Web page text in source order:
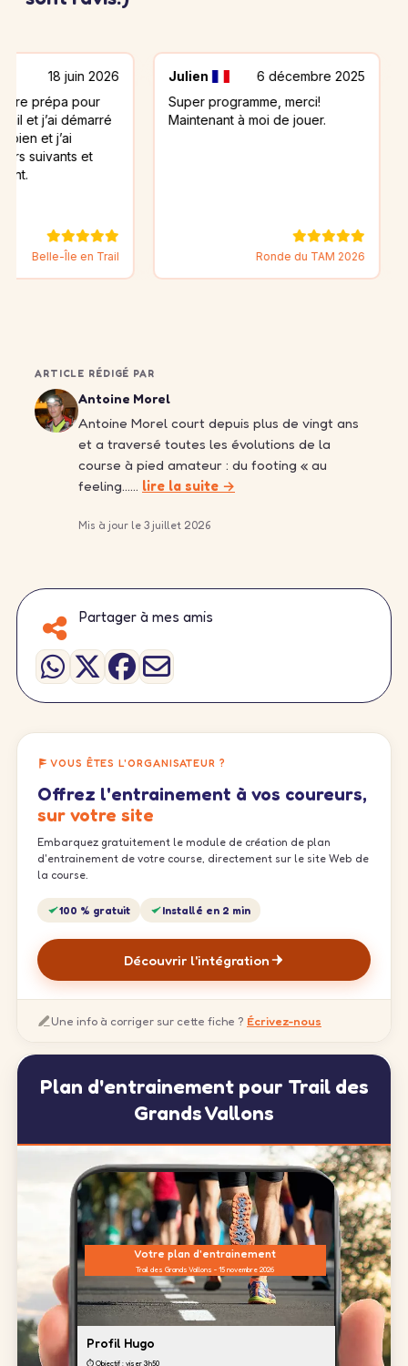
juin 2026
pour
démarré
et
Île en Trail
Julien
6 décembre 2025
Super programme, merci!
Maintenant à moi de jouer.
Ronde du TAM 2026
Yannick
ARTICLE RÉDIGÉ PAR
Antoine Morel
Antoine Morel court depuis plus de vingt ans
et a traversé toutes les évolutions de la
course à pied amateur : du footing « au
feeling…… lire la suite →
Mis à jour le 3 juillet 2026
Partager à mes amis
VOUS ÊTES L'ORGANISATEUR ?
Offrez l'entrainement à vos coureurs,
sur votre site
Embarquez gratuitement le module de création de plan
d'entrainement de votre course, directement sur le site Web de
la course.
100 % gratuit Installé en 2 min
Découvrir l'intégration
Une info à corriger sur cette fiche ? Écrivez-nous
Plan d'entrainement pour Trail des
Grands Vallons
Votre plan d'entrainement
Trail des Grands Vallons - 15 novembre 2026
Profil Hugo
⏱️ Objectif : viser 3h50